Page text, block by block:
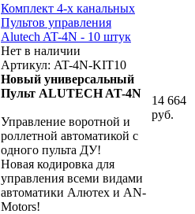
Комплект 4-х канальных
Пультов управления
Alutech AT-4N - 10 штук
Нет в наличии
Артикул: AT-4N-KIT10
Новый универсальный
Пульт ALUTECH AT-4N
Управление воротной и
роллетной автоматикой с
одного пульта ДУ!
Новая кодировка для
управления всеми видами
автоматики Алютех и AN-
Motors!
14 664
руб.